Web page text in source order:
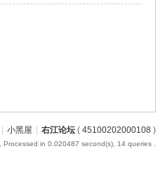
小黑屋 右江论坛( 45100202000108)
, Processed in 0.020487 second(s), 14 queries .